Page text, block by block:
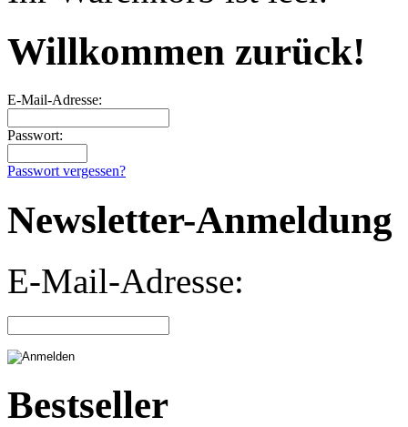
Willkommen zurück!
E-Mail-Adresse:
Passwort:
Passwort vergessen?
Newsletter-Anmeldung
E-Mail-Adresse:
Bestseller